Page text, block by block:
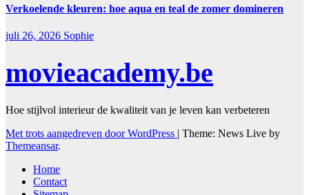
Verkoelende kleuren: hoe aqua en teal de zomer domineren
juli 26, 2026 Sophie
movieacademy.be
Hoe stijlvol interieur de kwaliteit van je leven kan verbeteren
Met trots aangedreven door WordPress | Theme: News Live by
Themeansar.
Home
Contact